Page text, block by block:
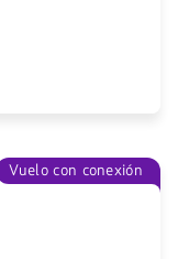
Vuelo con conexión